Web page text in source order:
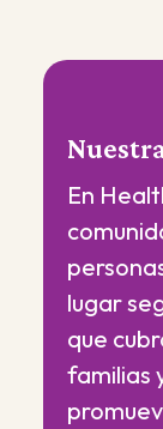
En
lugar
que
familias